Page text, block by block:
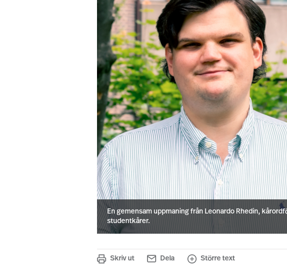
En gemensam uppmaning från Leonardo Rhedin,
studentkårer.
Skriv ut Dela Större text